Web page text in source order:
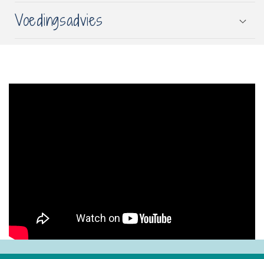
Voedingsadvies